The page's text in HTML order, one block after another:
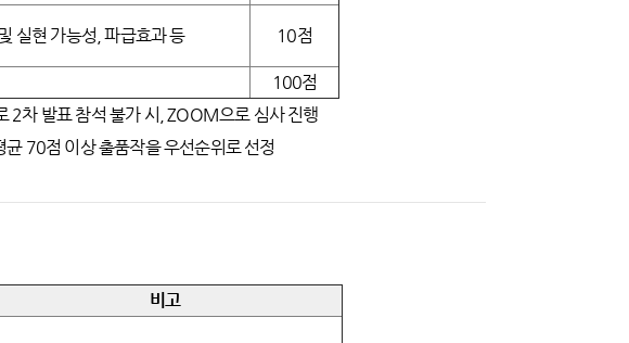
실현 가능성, 파급효과 등 10점
100점
2차 발표 참석 불가 시, ZOOM으로 심사 진행
70점 이상 출품작을 우선순위로 선정
비고